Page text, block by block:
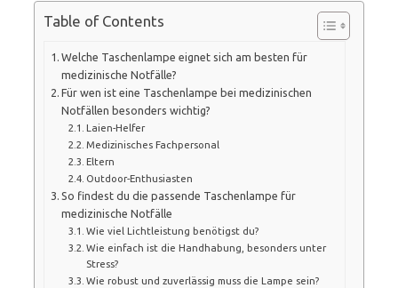
Table of Contents
Welche Taschenlampe eignet sich am besten für
medizinische Notfälle?
Für wen ist eine Taschenlampe bei medizinischen
Notfällen besonders wichtig?
Laien-Helfer
Medizinisches Fachpersonal
Eltern
Outdoor-Enthusiasten
So findest du die passende Taschenlampe für
medizinische Notfälle
Wie viel Lichtleistung benötigst du?
Wie einfach ist die Handhabung, besonders unter
Stress?
Wie robust und zuverlässig muss die Lampe sein?